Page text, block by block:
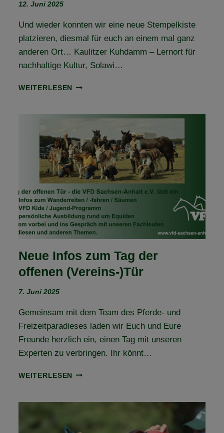
12. Juni 2025
Und wieder konnten wir eine neue Stempelkiste
platzieren, diesmal für euch an einem mal ganz
anderen Ort… Kaulitzer Kuhdamm – Lernort für
nachhaltige Kultur, Solawi…
WEITERLESEN
STEMPELKISTE
KUHDAMM
Neue Infos zum Tag der
offenen (Vereins-)Tür
7. Juni 2025
Gemeinsam mit dem Team des Pferde- und
Freizeitparadieses laden wir Euch und Eure
Freunde herzlich ein, einen Tag mit unseren
Experten zu verbringen. Ihr könnt…
WEITERLESEN NEUE
TAG